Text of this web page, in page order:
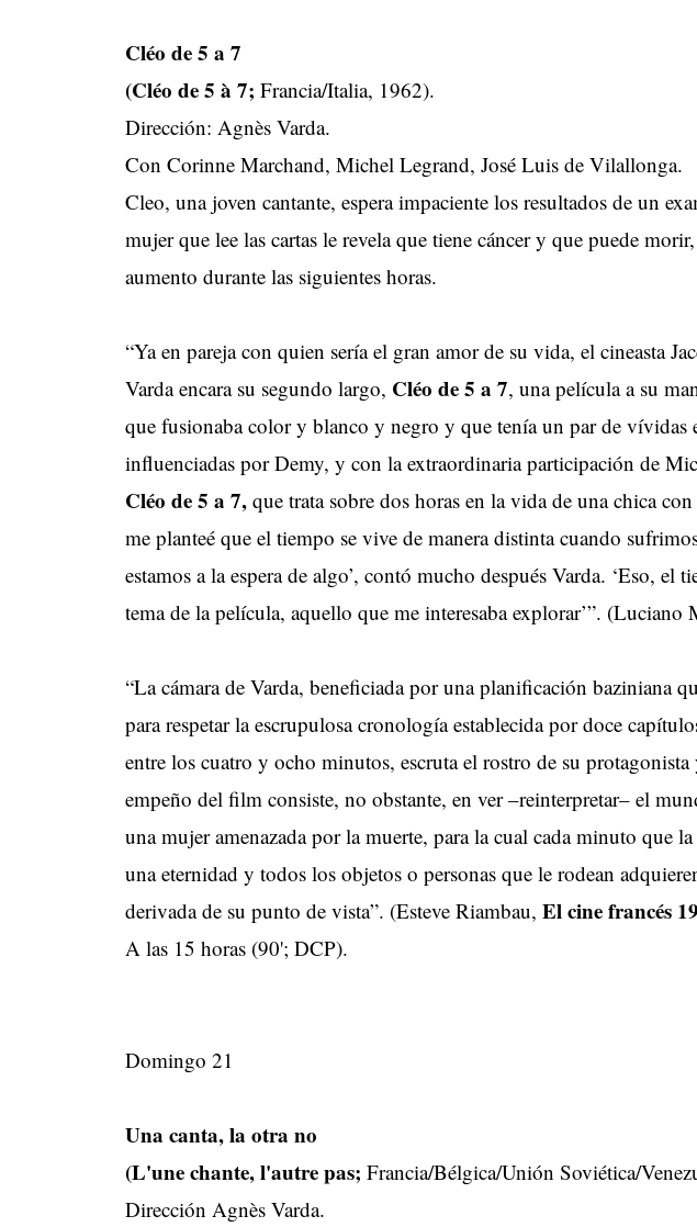
Cléo de 5 a 7
(Cléo de 5 à 7; Francia/Italia, 1962).
Dirección: Agnès Varda.
Con Corinne Marchand, Michel Legrand, José Luis de Vilallonga.
Cleo, una joven cantante, espera impaciente los resultados de un
mujer que lee las cartas le revela que tiene cáncer y que puede
aumento durante las siguientes horas.
“Ya en pareja con quien sería el gran amor de su vida, el cineasta
Varda encara su segundo largo, Cléo de 5 a 7, una película a su
que fusionaba color y blanco y negro y que tenía un par de vívidas
influenciadas por Demy, y con la extraordinaria participación de
Cléo de 5 a 7, que trata sobre dos horas en la vida de una chica
me planteé que el tiempo se vive de manera distinta cuando
estamos a la espera de algo’, contó mucho después Varda. ‘Eso, el
tema de la película, aquello que me interesaba explorar’”. (Luciano
“La cámara de Varda, beneficiada por una planificación baziniana
para respetar la escrupulosa cronología establecida por doce
entre los cuatro y ocho minutos, escruta el rostro de su
empeño del film consiste, no obstante, en ver –reinterpretar– el
una mujer amenazada por la muerte, para la cual cada minuto que
una eternidad y todos los objetos o personas que le rodean
derivada de su punto de vista”. (Esteve Riambau, El cine francés
A las 15 horas (90'; DCP).
Domingo 21
Una canta, la otra no
(L'une chante, l'autre pas; Francia/Bélgica/Unión Soviética/
Dirección Agnès Varda.